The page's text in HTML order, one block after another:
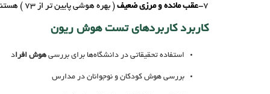
7- عقب مانده و مرزی ضعیف ( بهره هوشی پایین تر از 73 ) هستند.
کاربرد کاربردهای تست هوش ریون
استفاده تحقیقاتی در دانشگاه‌ها برای بررسی هوش افراد
بررسی هوش کودکان و نوجوانان در مدارس